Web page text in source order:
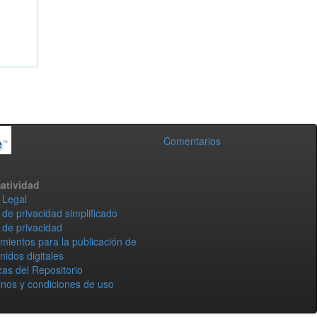
Comentarios
privacidad simplificado
privacidad
para la publicación de
digitales
del Repositorio
y condiciones de uso